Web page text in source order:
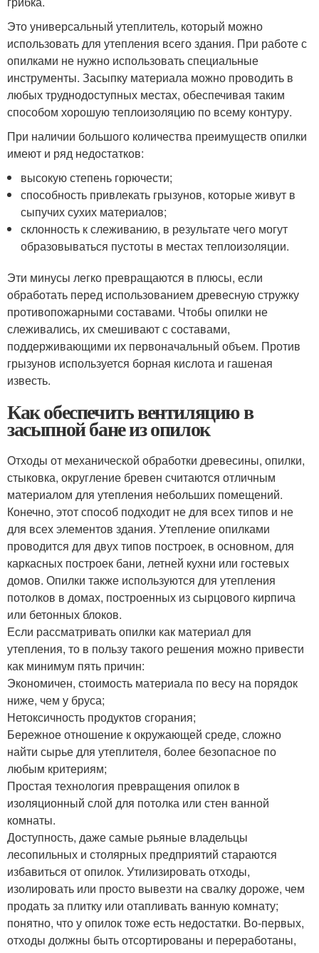
Это универсальный утеплитель, который можно
использовать для утепления всего здания. При работе с
опилками не нужно использовать специальные
инструменты. Засыпку материала можно проводить в
любых труднодоступных местах, обеспечивая таким
способом хорошую теплоизоляцию по всему контуру.
При наличии большого количества преимуществ опилки
имеют и ряд недостатков:
высокую степень горючести;
способность привлекать грызунов, которые живут в
сыпучих сухих материалов;
склонность к слеживанию, в результате чего могут
образовываться пустоты в местах теплоизоляции.
Эти минусы легко превращаются в плюсы, если
обработать перед использованием древесную стружку
противопожарными составами. Чтобы опилки не
слеживались, их смешивают с составами,
поддерживающими их первоначальный объем. Против
грызунов используется борная кислота и гашеная
известь.
Как обеспечить вентиляцию в
засыпной бане из опилок
Отходы от механической обработки древесины, опилки,
стыковка, округление бревен считаются отличным
материалом для утепления небольших помещений.
Конечно, этот способ подходит не для всех типов и не
для всех элементов здания. Утепление опилками
проводится для двух типов построек, в основном, для
каркасных построек бани, летней кухни или гостевых
домов. Опилки также используются для утепления
потолков в домах, построенных из сырцового кирпича
или бетонных блоков.
Если рассматривать опилки как материал для
утепления, то в пользу такого решения можно привести
как минимум пять причин:
Экономичен, стоимость материала по весу на порядок
ниже, чем у бруса;
Нетоксичность продуктов сгорания;
Бережное отношение к окружающей среде, сложно
найти сырье для утеплителя, более безопасное по
любым критериям;
Простая технология превращения опилок в
изоляционный слой для потолка или стен ванной
комнаты.
Доступность, даже самые рьяные владельцы
лесопильных и столярных предприятий стараются
избавиться от опилок. Утилизировать отходы,
изолировать или просто вывезти на свалку дороже, чем
продать за плитку или отапливать ванную комнату;
понятно, что у опилок тоже есть недостатки. Во-первых,
отходы должны быть отсортированы и переработаны,